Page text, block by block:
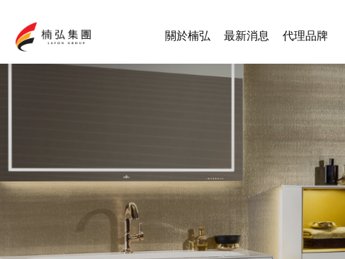
關於楠弘 最新消息 代理品牌